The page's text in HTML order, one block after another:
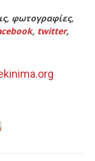
φωτογραφίες,
, twitter,